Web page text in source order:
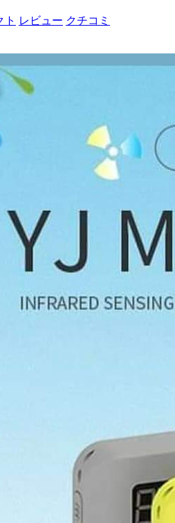
ト レビュー クチコミ